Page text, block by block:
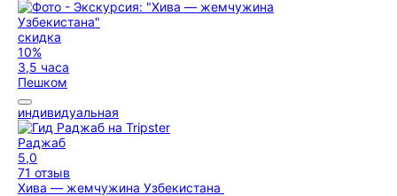
скидка
10%
3,5 часа
Пешком
индивидуальная
Раджаб
5,0
71 отзыв
Хива — жемчужина Узбекистана